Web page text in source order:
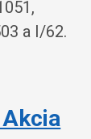
a I/62.